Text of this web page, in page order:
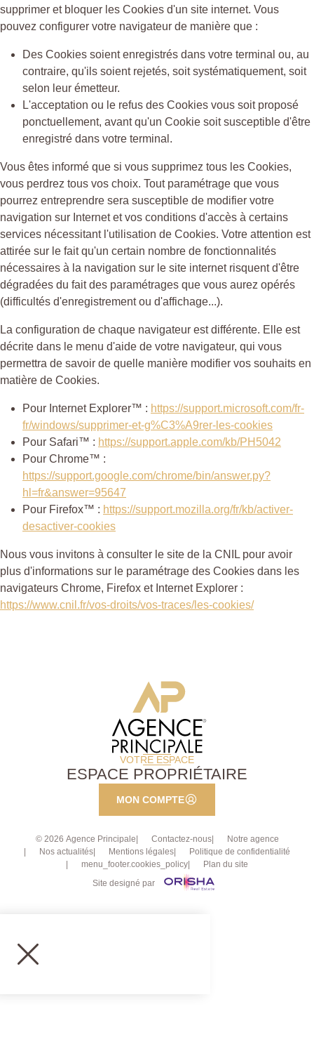
supprimer et bloquer les Cookies d'un site internet. Vous
pouvez configurer votre navigateur de manière que :
Des Cookies soient enregistrés dans votre terminal ou, au
contraire, qu'ils soient rejetés, soit systématiquement, soit
selon leur émetteur.
L'acceptation ou le refus des Cookies vous soit proposé
ponctuellement, avant qu'un Cookie soit susceptible d'être
enregistré dans votre terminal.
Vous êtes informé que si vous supprimez tous les Cookies,
vous perdrez tous vos choix. Tout paramétrage que vous
pourrez entreprendre sera susceptible de modifier votre
navigation sur Internet et vos conditions d'accès à certains
services nécessitant l'utilisation de Cookies. Votre attention est
attirée sur le fait qu'un certain nombre de fonctionnalités
nécessaires à la navigation sur le site internet risquent d'être
dégradées du fait des paramétrages que vous aurez opérés
(difficultés d'enregistrement ou d'affichage...).
La configuration de chaque navigateur est différente. Elle est
décrite dans le menu d'aide de votre navigateur, qui vous
permettra de savoir de quelle manière modifier vos souhaits en
matière de Cookies.
Pour Internet Explorer™ : https://support.microsoft.com/fr-
fr/windows/supprimer-et-g%C3%A9rer-les-cookies
Pour Safari™ : https://support.apple.com/kb/PH5042
Pour Chrome™ :
https://support.google.com/chrome/bin/answer.py?
hl=fr&answer=95647
Pour Firefox™ : https://support.mozilla.org/fr/kb/activer-
desactiver-cookies
Nous vous invitons à consulter le site de la CNIL pour avoir
plus d'informations sur le paramétrage des Cookies dans les
navigateurs Chrome, Firefox et Internet Explorer :
https://www.cnil.fr/vos-droits/vos-traces/les-cookies/
VOTRE ESPACE
ESPACE PROPRIÉTAIRE
MON COMPTE
© 2026 Agence Principale Contactez-nous
Notre agence
Nos actualités
Mentions légales
Politique de confidentialité
menu_footer.cookies_policy
Plan du site
Site designé par